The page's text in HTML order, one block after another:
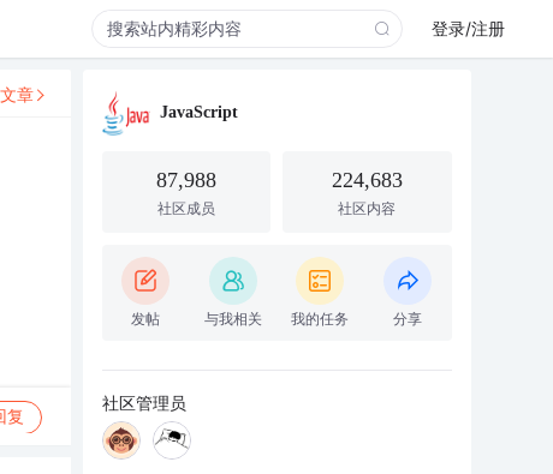
登录/注册
复
章
JavaScript
87,988
社区成员
224,683
社区内容
发帖 与我相关 我的任务 分享
社区管理员